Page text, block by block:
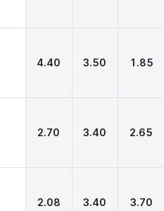
4.40 3.50 1.85
2.70 3.40 2.65
2.08 3.40 3.70